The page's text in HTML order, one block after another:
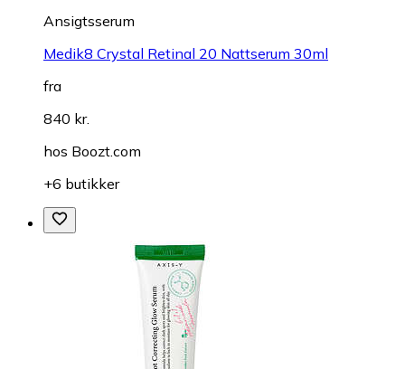
Ansigtsserum
Medik8 Crystal Retinal 20 Nattserum 30ml
fra
840 kr.
hos Boozt.com
+6 butikker